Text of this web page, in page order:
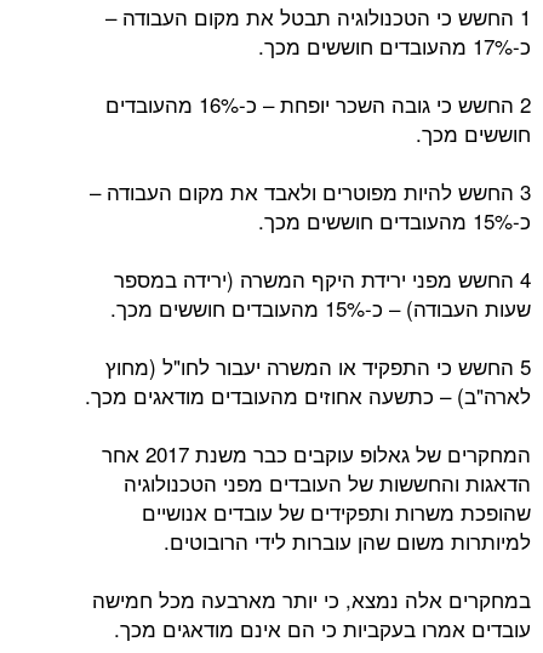
1 החשש כי הטכנולוגיה תבטל את מקום העבודה –
כ-17% מהעובדים חוששים מכך.
2 החשש כי גובה השכר יופחת – כ-16% מהעובדים
חוששים מכך.
3 החשש להיות מפוטרים ולאבד את מקום העבודה –
כ-15% מהעובדים חוששים מכך.
4 החשש מפני ירידת היקף המשרה (ירידה במספר
שעות העבודה) – כ-15% מהעובדים חוששים מכך.
5 החשש כי התפקיד או המשרה יעבור לחו"ל (מחוץ
לארה"ב) – כתשעה אחוזים מהעובדים מודאגים מכך.
המחקרים של גאלופ עוקבים כבר משנת 2017 אחר
הדאגות והחששות של העובדים מפני הטכנולוגיה
שהופכת משרות ותפקידים של עובדים אנושיים
למיותרות משום שהן עוברות לידי הרובוטים.
במחקרים אלה נמצא, כי יותר מארבעה מכל חמישה
עובדים אמרו בעקביות כי הם אינם מודאגים מכך.